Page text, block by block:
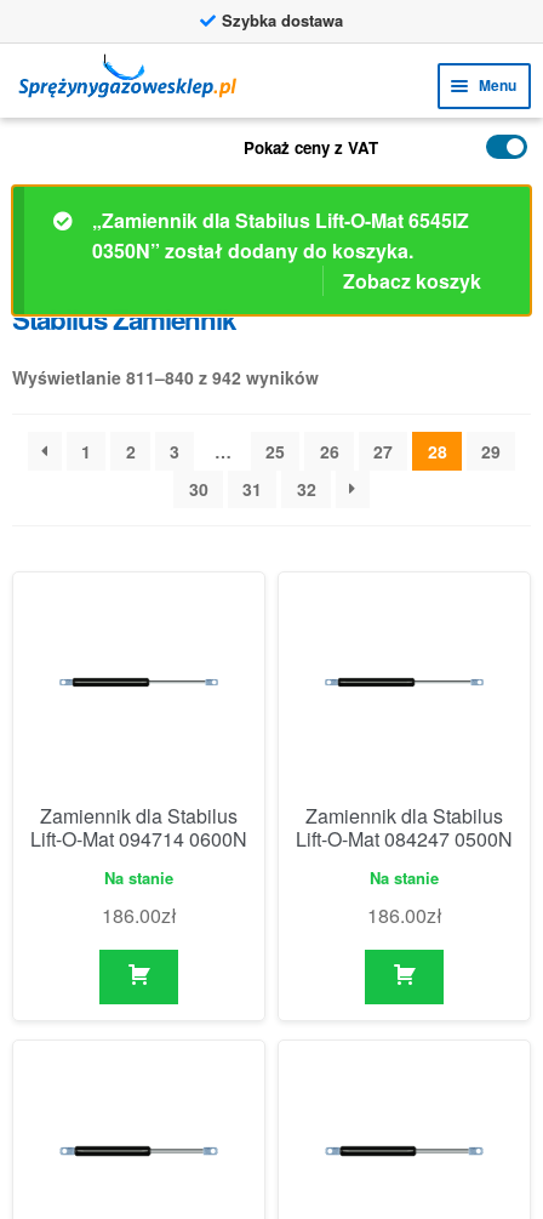
Szybka dostawa
do
nawigacji
do
treści
Menu
menu
PRODUKTY
ZASTOSOWANIA
menu
FAQ
Pokaż ceny z VAT
„Zamiennik dla Stabilus Lift-O-Mat 6545IZ
0350N” został dodany do koszyka.
Zobacz koszyk
Stabilus Zamiennik
Wyświetlanie 811–840 z 942 wyników
1 2 3 … 25 26 27 28
29
30
31 32
Zamiennik dla Stabilus
Lift-O-Mat 094714 0600N
Na stanie
186.00zł
Zamiennik dla Stabilus
Lift-O-Mat 084247 0500N
Na stanie
186.00zł